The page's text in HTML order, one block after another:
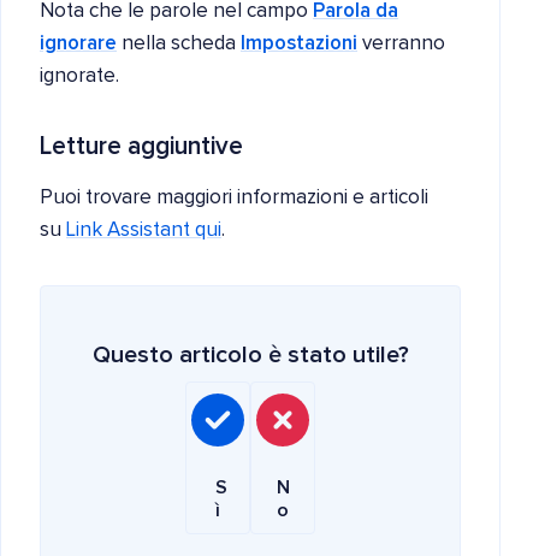
Nota che le parole nel campo Parola da
ignorare nella scheda Impostazioni verranno
ignorate.
Letture aggiuntive
Puoi trovare maggiori informazioni e articoli
su Link Assistant qui.
Questo articolo è stato utile?
S
ì
N
o